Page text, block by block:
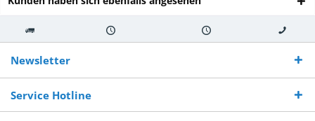
Kostenloser
Versand ab €
250,-
Versand innerhalb von Versand von So erreichen
Sie uns 0160
970 511 90
Newsletter
Service Hotline